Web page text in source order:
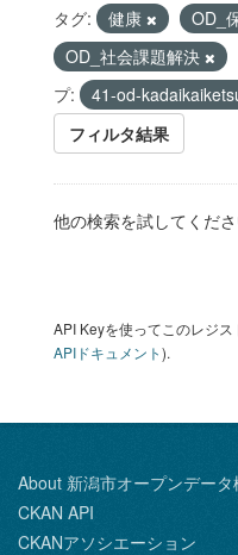
タグ: 健康
OD_
OD_社会課題解決
プ:
41-od-
フィルタ結果
他の検索を試してくださ
API Keyを使ってこのレジ
APIドキュメント).
About 新潟市オープンデータ
CKAN API
CKANアソシエーション